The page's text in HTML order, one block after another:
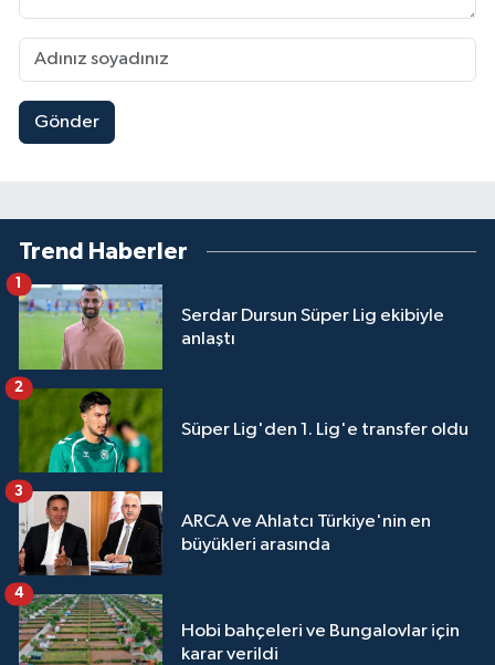
Gönder
Trend Haberler
Serdar Dursun Süper Lig ekibiyle
anlaştı
Süper Lig'den 1. Lig'e transfer oldu
2
ARCA ve Ahlatcı Türkiye'nin en
büyükleri arasında
3
Hobi bahçeleri ve Bungalovlar için
karar verildi
4